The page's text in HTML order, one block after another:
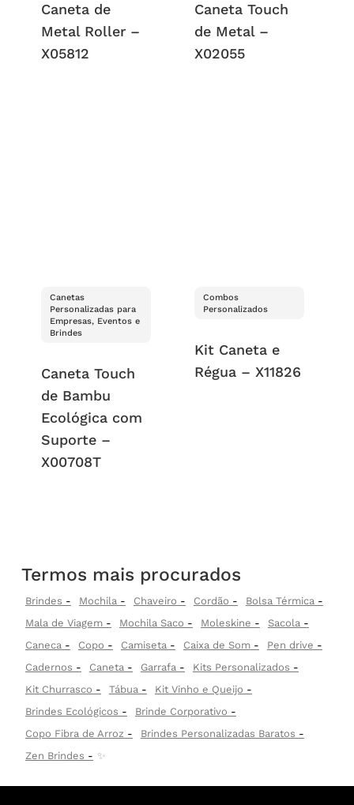
Caneta de
Metal Roller –
X05812
Caneta Touch
de Metal –
X02055
Canetas
Personalizadas para
Empresas, Eventos e
Brindes
Caneta Touch
de Bambu
Ecológica com
Suporte –
X00708T
Combos
Personalizados
Kit Caneta e
Régua – X11826
Termos mais procurados
Brindes Mochila Chaveiro Cordão
Bolsa Térmica
Mala de Viagem
Mochila Saco Moleskine
Sacola
Caneca
Copo Camiseta Caixa de Som
Pen drive
Cadernos
Caneta Garrafa
Kits Personalizados
Kit Churrasco
Tábua
Kit Vinho e Queijo
Brindes Ecológicos
Brinde Corporativo
Copo Fibra de Arroz
Brindes Personalizadas Baratos
Zen Brindes
✨